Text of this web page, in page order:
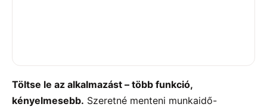
Töltse le az alkalmazást – több funkció,
kényelmesebb. Szeretné menteni munkaidő-